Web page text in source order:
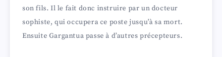
son fils. Il le fait donc instruire par un docteur
sophiste, qui occupera ce poste jusqu’à sa mort.
Ensuite Gargantua passe à d’autres précepteurs.